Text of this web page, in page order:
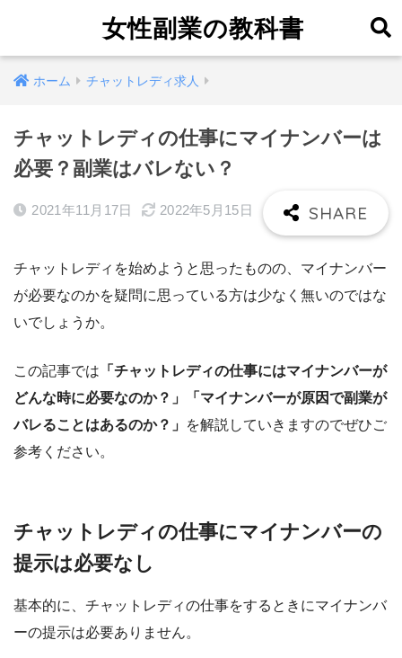
女性副業の教科書
ホーム チャットレディ求人
チャットレディの仕事にマイナンバーは
必要？副業はバレない？
2021年11月17日 2022年5月15日
チャットレディを始めようと思ったものの、マイナンバー
が必要なのかを疑問に思っている方は少なく無いのではな
いでしょうか。
この記事では 「チャットレディの仕事にはマイナンバーが
どんな時に必要なのか？」「マイナンバーが原因で副業が
バレることはあるのか？」 を解説していきますのでぜひご
参考ください。
チャットレディの仕事にマイナンバーの
提示は必要なし
基本的に、チャットレディの仕事をするときにマイナンバ
ーの提示は必要ありません。